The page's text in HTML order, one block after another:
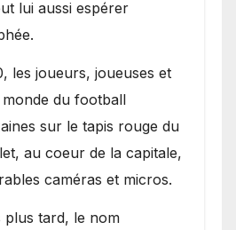
lui aussi espérer
les joueurs, joueuses et
du football
sur le tapis rouge du
au coeur de la capitale,
caméras et micros.
plus tard, le nom